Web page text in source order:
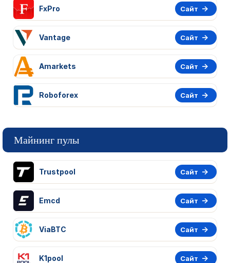
FxPro Сайт
Vantage Сайт
Amarkets Сайт
Roboforex Сайт
Майнинг пулы
Trustpool Сайт
Emcd Сайт
ViaBTC Сайт
K1pool Сайт